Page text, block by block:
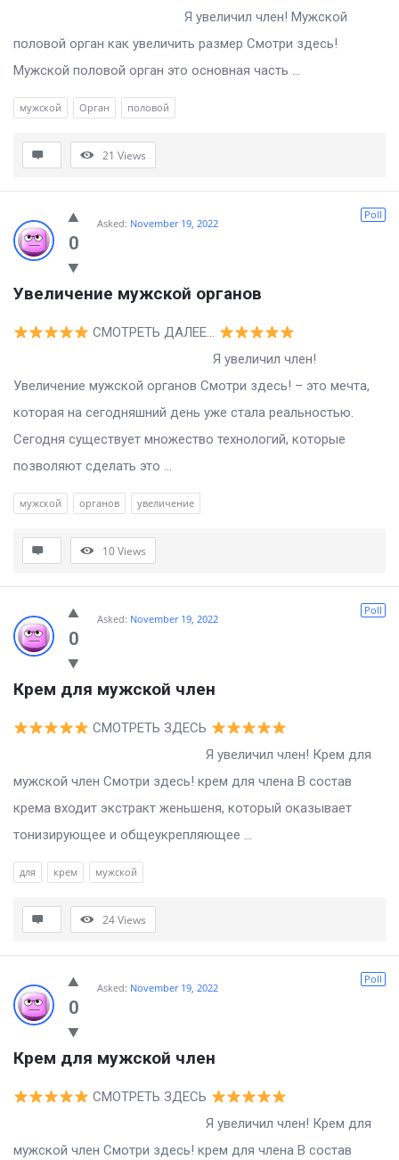
Я увеличил член! Мужской
половой орган как увеличить размер Смотри здесь!
Мужской половой орган это основная часть ...
мужской Орган половой
21 Views
0
Poll
Asked: November 19, 2022
Увеличение мужской органов
СМОТРЕТЬ ДАЛЕЕ…
Я увеличил член!
Увеличение мужской органов Смотри здесь! – это мечта,
которая на сегодняшний день уже стала реальностью.
Сегодня существует множество технологий, которые
позволяют сделать это ...
мужской органов увеличение
10Views
0
Poll
Asked: November 19, 2022
Крем для мужской член
СМОТРЕТЬ ЗДЕСЬ
Я увеличил член! Крем для
мужской член Смотри здесь! крем для члена В состав
крема входит экстракт женьшеня, который оказывает
тонизирующее и общеукрепляющее ...
для крем мужской
24Views
0
Poll
Asked: November 19, 2022
Крем для мужской член
СМОТРЕТЬ ЗДЕСЬ
Я увеличил член! Крем для
мужской член Смотри здесь! крем для члена В состав